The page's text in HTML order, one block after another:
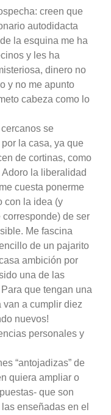
creen que
autodidacta
la esquina me ha
y les ha
dinero no
y no me apunto
cabeza como lo
se
la casa, ya que
de cortinas, como
la liberalidad
cuesta ponerme
con la idea (y
de ser
Me fascina
de un pajarito
ambición por
una de las
que tengan una
van a cumplir diez
nuevos!
personales y
“antojadizas” de
quiera ampliar o
que son
enseñadas en el